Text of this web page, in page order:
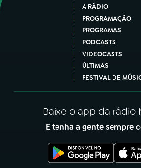
A RÁDIO
PROGRAMAÇÃO
PROGRAMAS
PODCASTS
VIDEOCASTS
ÚLTIMAS
FESTIVAL DE
Baixe o app da rádio
E tenha a gente sempre